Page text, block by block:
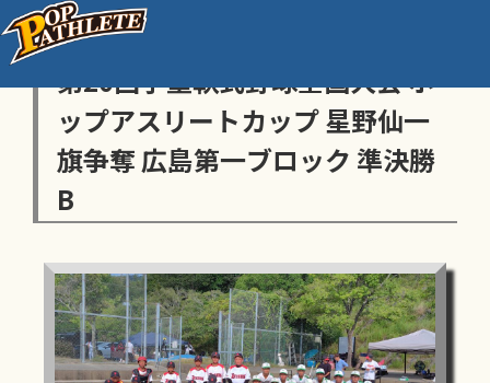
センス・トラストトーナメント
第20回学童軟式野球全国大会 ポ
ップアスリートカップ 星野仙一
旗争奪 広島第一ブロック 準決勝
B